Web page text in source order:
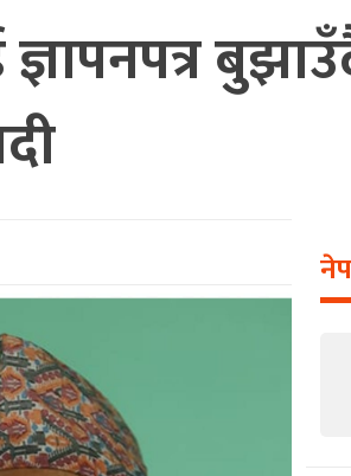
ज्ञापनपत्र